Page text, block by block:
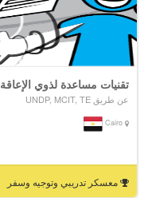
تقنيات مساعدة لذوي الإعاقة
عن طريق UNDP, MCIT, TE
Cairo
معسكر تدريبي وتوجيه وسفر